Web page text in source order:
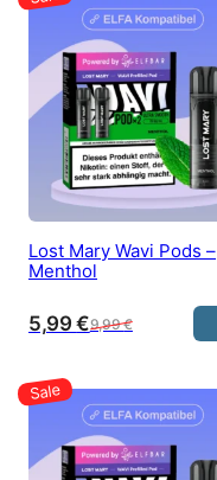
Lost Mary Wavi Pods –
Menthol
9,99€
5,99€